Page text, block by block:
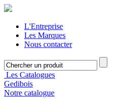
L'Entreprise
Les Marques
Nous contacter
Les Catalogues
Gedibois
Notre catalogue